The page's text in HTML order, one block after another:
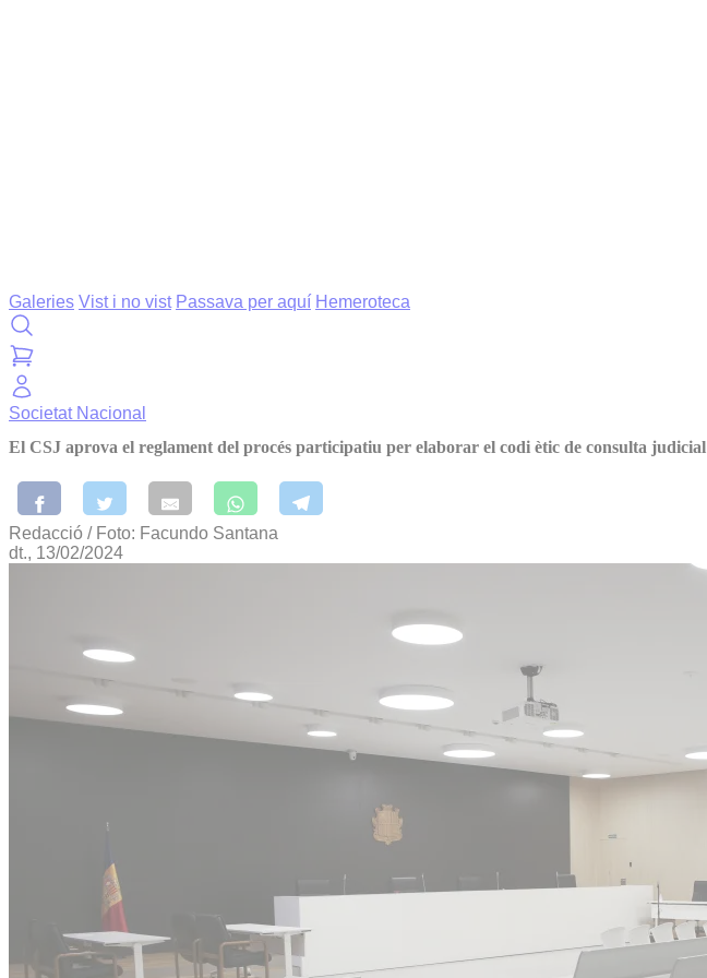
Galeries Vist i no vist Passava per aquí Hemeroteca
Societat Nacional
El CSJ aprova el reglament del procés participatiu per elaborar el codi ètic de consulta judicial
Redacció / Foto: Facundo Santana
dt., 13/02/2024